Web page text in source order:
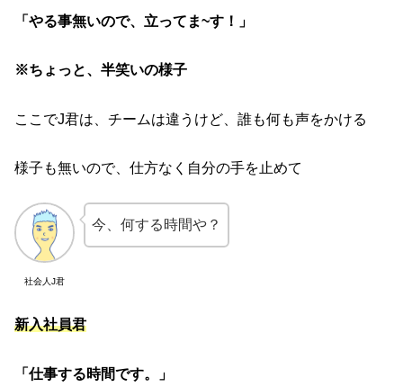
「やる事無いので、立ってま~す！」
※ちょっと、半笑いの様子
ここでJ君は、チームは違うけど、誰も何も声をかける
様子も無いので、仕方なく自分の手を止めて
社会人J君
今、何する時間や？
新入社員君
「仕事する時間です。」